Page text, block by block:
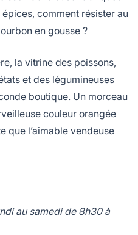
comment résister au
en gousse ?
la vitrine des poissons,
et des légumineuses
boutique. Un morceau
couleur orangée
que l’aimable vendeuse
au samedi de 8h30 à